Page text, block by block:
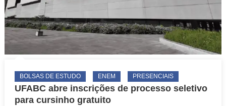
BOLSAS DE ESTUDO ENEM PRESENCIAIS
UFABC abre inscrições de processo seletivo
para cursinho gratuito